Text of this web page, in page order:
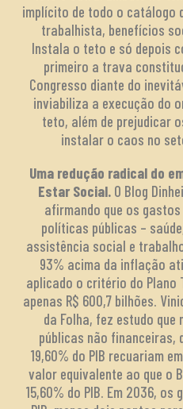
implícito de todo o catálogo
trabalhista, benefícios
Instala o teto e só depois
primeiro a trava
Congresso diante do
inviabiliza a execução do
teto, além de prejudicar
instalar o caos no
Uma redução radical do
Estar Social.O Blog
afirmando que os
políticas públicas –
assistência social e
93% acima da inflação
aplicado o critério do Plano
apenas R$ 600,7 bilhões.
da Folha, fez estudo
públicas não financeiras,
19,60% do PIB recuariam
valor equivalente ao que o
15,60% do PIB. Em 2036,